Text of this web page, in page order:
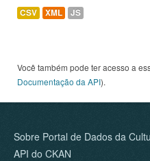
CSV XML JS
Você também pode ter acesso a
Documentação da API).
Sobre Portal de Dados da
API do CKAN